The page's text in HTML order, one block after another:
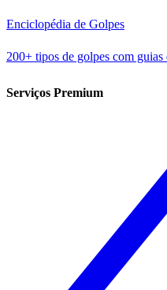
Enciclopédia de Golpes
200+ tipos de golpes com guias
Serviços Premium